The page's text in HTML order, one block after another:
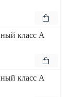
класс А
класс А